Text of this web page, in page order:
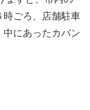
時ごろ、店舗駐車
にあったカバン